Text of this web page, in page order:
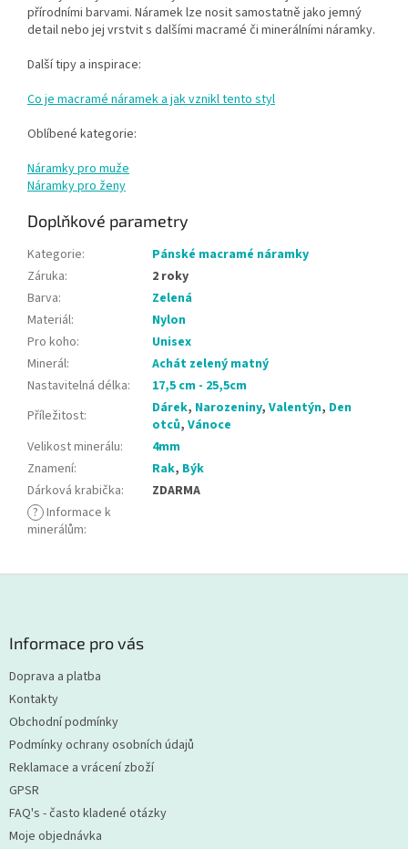
přírodními barvami. Náramek lze nosit samostatně jako jemný
detail nebo jej vrstvit s dalšími macramé či minerálními náramky.
Další tipy a inspirace:
Co je macramé náramek a jak vznikl tento styl
Oblíbené kategorie:
Náramky pro muže
Náramky pro ženy
Doplňkové parametry
Kategorie:
Pánské macramé náramky
Záruka:
2 roky
Barva:
Zelená
Materiál:
Nylon
Pro koho:
Unisex
Minerál:
Achát zelený matný
Nastavitelná délka:
17,5 cm - 25,5cm
Příležitost: Dárek, Narozeniny, Valentýn, Den
otců, Vánoce
Velikost minerálu:
4mm
Znamení: Rak, Býk
Dárková krabička:
ZDARMA
? Informace k
minerálům:
Informace pro vás
Doprava a platba
Kontakty
Obchodní podmínky
Podmínky ochrany osobních údajů
Reklamace a vrácení zboží
GPSR
FAQ's - často kladené otázky
Moje objednávka